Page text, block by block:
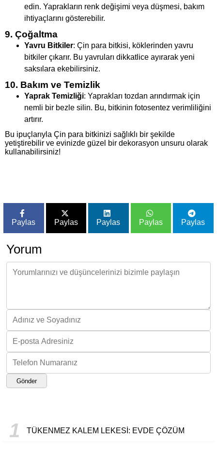
edin. Yaprakların renk değişimi veya düşmesi, bakım
ihtiyaçlarını gösterebilir.
9. Çoğaltma
Yavru Bitkiler: Çin para bitkisi, köklerinden yavru
bitkiler çıkarır. Bu yavruları dikkatlice ayırarak yeni
saksılara ekebilirsiniz.
10. Bakım ve Temizlik
Yaprak Temizliği: Yaprakları tozdan arındırmak için
nemli bir bezle silin. Bu, bitkinin fotosentez verimliliğini
artırır.
Bu ipuçlarıyla Çin para bitkinizi sağlıklı bir şekilde
yetiştirebilir ve evinizde güzel bir dekorasyon unsuru olarak
kullanabilirsiniz!
Paylas Paylas Paylas Paylas Paylas
Yorum
Gönder
1 TÜKENMEZ KALEM LEKESI: EVDE ÇÖZÜM